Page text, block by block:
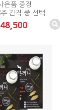
은품 증정
간격 중 선택